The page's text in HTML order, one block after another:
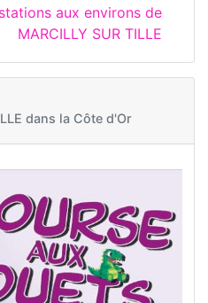
aux environs de
MARCILLY SUR TILLE
dans la Côte d'Or